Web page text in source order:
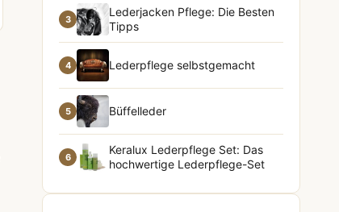
3
Lederjacken Pflege: Die Besten
Tipps
4 Lederpflege selbstgemacht
5 Büffelleder
6
Keralux Lederpflege Set: Das
hochwertige Lederpflege-Set